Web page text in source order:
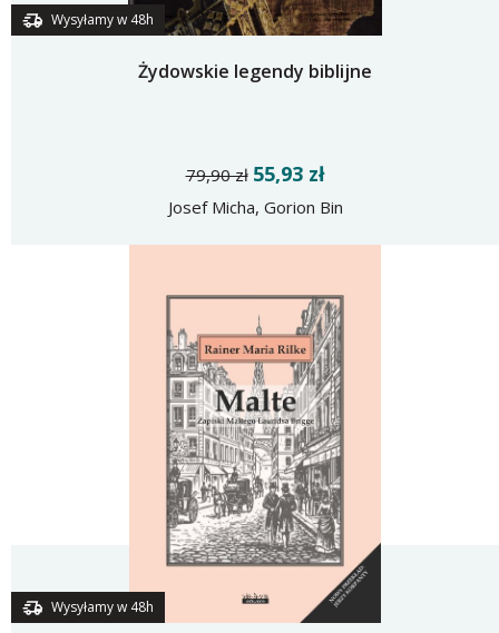
Wysyłamy w 48h
Żydowskie legendy biblijne
79,90 zł 55,93 zł
Josef Micha, Gorion Bin
Wysyłamy w 48h